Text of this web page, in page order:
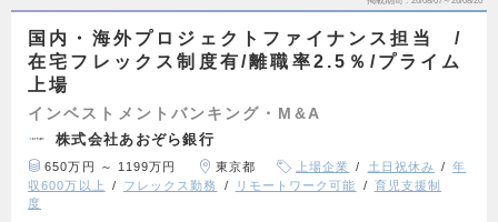
国内・海外プロジェクトファイナンス担当 /
在宅フレックス制度有/離職率2.5％/プライム
上場
インベストメントバンキング・M&A
株式会社あおぞら銀行
650万円 ～ 1199万円 東京都 上場企業 土日祝休み
年
収600万以上
フレックス勤務 リモートワーク可能
育児支援制
度